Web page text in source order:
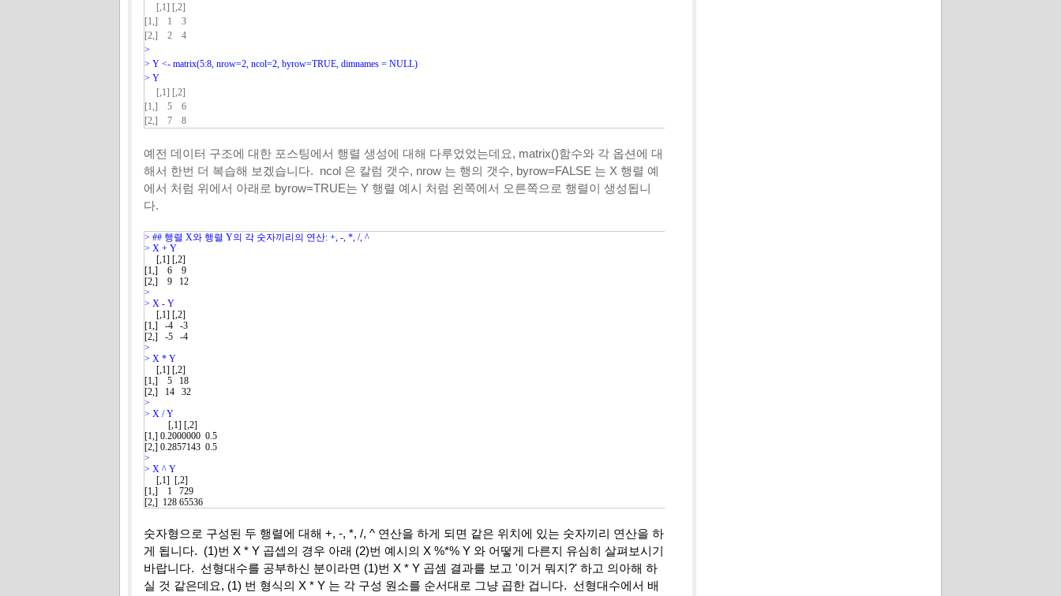
[,1] [,2]
[1,] 1 3
[2,] 2 4
>
> Y <- matrix(5:8, nrow=2, ncol=2, byrow=TRUE, dimnames = NULL)
> Y
[,1] [,2]
[1,] 5 6
[2,] 7 8
예전 데이터 구조에 대한 포스팅에서 행렬 생성에 대해 다루었었는데요, matrix()함수와 각 옵션에 대
해서 한번 더 복습해 보겠습니다. ncol 은 칼럼 갯수, nrow 는 행의 갯수, byrow=FALSE 는 X 행렬 예
에서 처럼 위에서 아래로 byrow=TRUE는 Y 행렬 예시 처럼 왼쪽에서 오른쪽으로 행렬이 생성됩니
다.
> ## 행렬 X와 행렬 Y의 각 숫자끼리의 연산: +, -, *, /, ^
>
[1,]    6    9
>
>
[1,]   -4   -3
>
>
[1,]    5   18
>
>
[1,] 0.2000000  0.5
>
>
[1,]    1   729
[2,]  128 65536
숫자형으로 구성된 두 행렬에 대해 +, -, *, /, ^ 연산을 하게 되면 같은 위치에 있는 숫자끼리 연산을 하
게 됩니다. (1)번 X * Y 곱셉의 경우 아래 (2)번 예시의 X %*% Y 와 어떻게 다른지 유심히 살펴보시기
바랍니다. 선형대수를 공부하신 분이라면 (1)번 X * Y 곱셈 결과를 보고 '이거 뭐지?' 하고 의아해 하
실 것 같은데요, (1) 번 형식의 X * Y 는 각 구성 원소를 순서대로 그냥 곱한 겁니다. 선형대수에서 배